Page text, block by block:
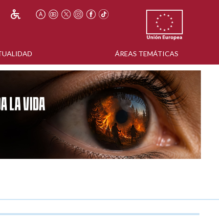
ÁREAS TEMÁTICAS